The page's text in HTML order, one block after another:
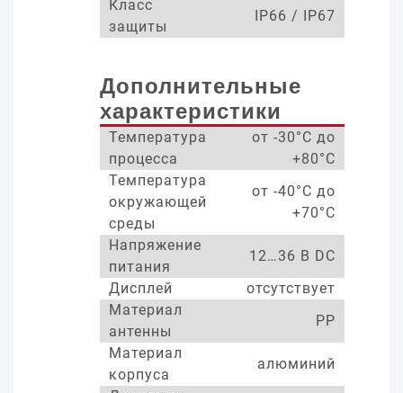
Класс
защиты
IP66 / IP67
Дополнительные
характеристики
Температура
процесса
от -30°С до
+80°С
Температура
окружающей
среды
от -40°С до
+70°С
Напряжение
питания
12…36 В DC
Дисплей
отсутствует
Материал
антенны
PP
Материал
корпуса
алюминий